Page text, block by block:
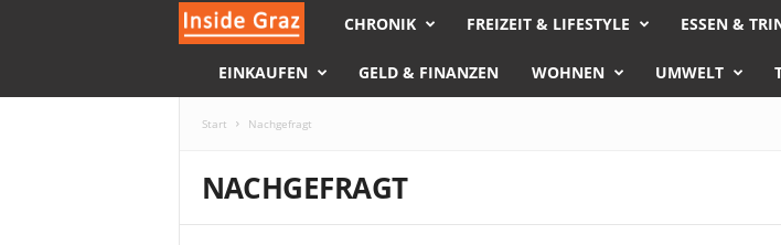
CHRONIK FREIZEIT & LIFESTYLE ESSEN &
EINKAUFEN GELD & FINANZEN WOHNEN UMWELT
Start Nachgefragt
NACHGEFRAGT